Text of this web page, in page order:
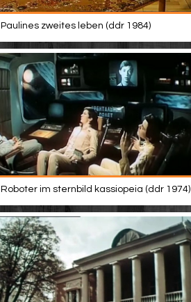
Paulines zweites leben (ddr 1984)
Roboter im sternbild kassiopeia (ddr 1974)